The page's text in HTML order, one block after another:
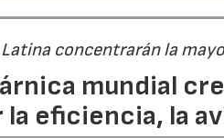
Latina concentrarán la
mundial
la eficiencia, la